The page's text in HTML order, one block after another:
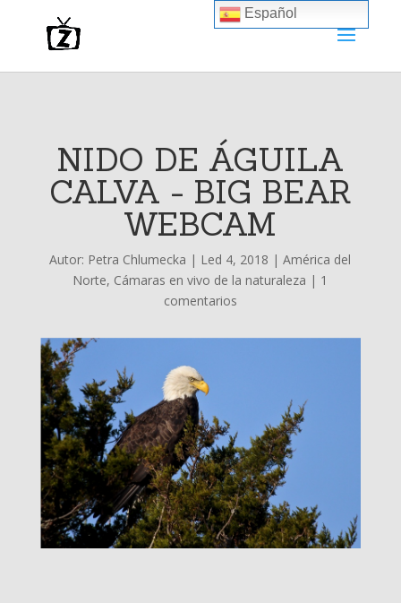
NIDO DE ÁGUILA
CALVA - BIG BEAR
WEBCAM
Autor: Petra Chlumecka | Led 4, 2018 |América del
Norte, Cámaras en vivo de la naturaleza | 1
comentarios
Español